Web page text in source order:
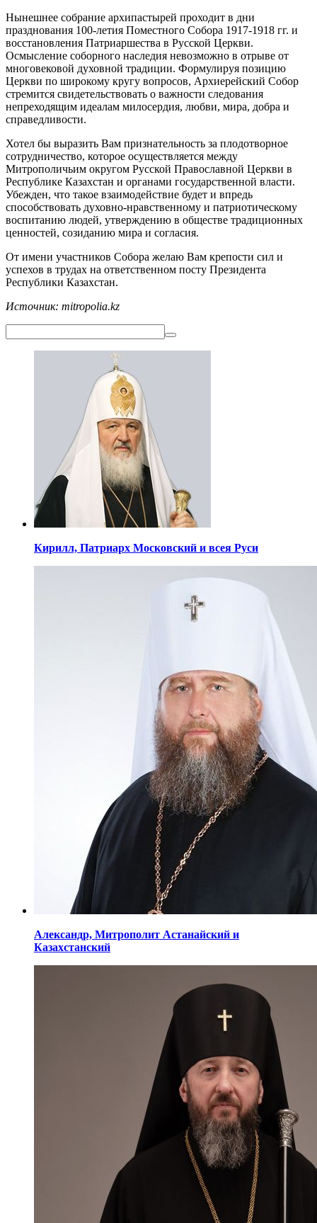
Нынешнее собрание архипастырей проходит в дни
празднования 100-летия Поместного Собора 1917-1918 гг. и
восстановления Патриаршества в Русской Церкви.
Осмысление соборного наследия невозможно в отрыве от
многовековой духовной традиции. Формулируя позицию
Церкви по широкому кругу вопросов, Архиерейский Собор
стремится свидетельствовать о важности следования
непреходящим идеалам милосердия, любви, мира, добра и
справедливости.
Хотел бы выразить Вам признательность за плодотворное
сотрудничество, которое осуществляется между
Митрополичьим округом Русской Православной Церкви в
Республике Казахстан и органами государственной власти.
Убежден, что такое взаимодействие будет и впредь
способствовать духовно-нравственному и патриотическому
воспитанию людей, утверждению в обществе традиционных
ценностей, созиданию мира и согласия.
От имени участников Собора желаю Вам крепости сил и
успехов в трудах на ответственном посту Президента
Республики Казахстан.
Источник: mitropolia.kz
Кирилл, Патриарх Московский и всея Руси
Александр, Митрополит Астанайский и
Казахстанский